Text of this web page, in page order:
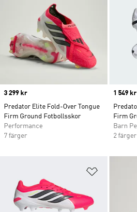
Price
3 299 kr
Predator Elite Fold-Over Tongue
Firm Ground Fotbollsskor
Performance
7 färger
Price
1 549 kr
Firm
Barn
2 färger